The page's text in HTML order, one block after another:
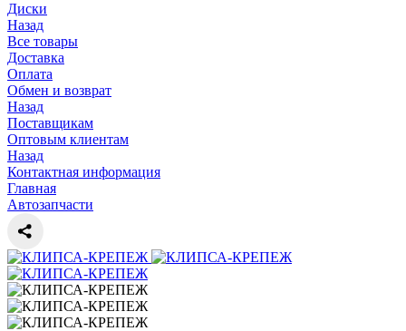
Диски
Назад
Все товары
Доставка
Оплата
Обмен и возврат
Назад
Поставщикам
Оптовым клиентам
Назад
Контактная информация
Главная
Автозапчасти